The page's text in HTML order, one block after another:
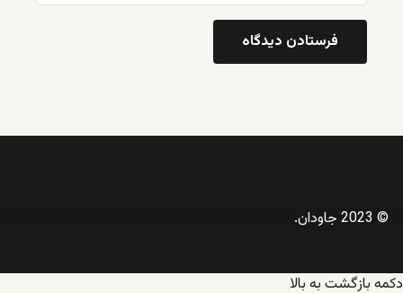
© 2023 جاودان.
دکمه بازگشت به بالا